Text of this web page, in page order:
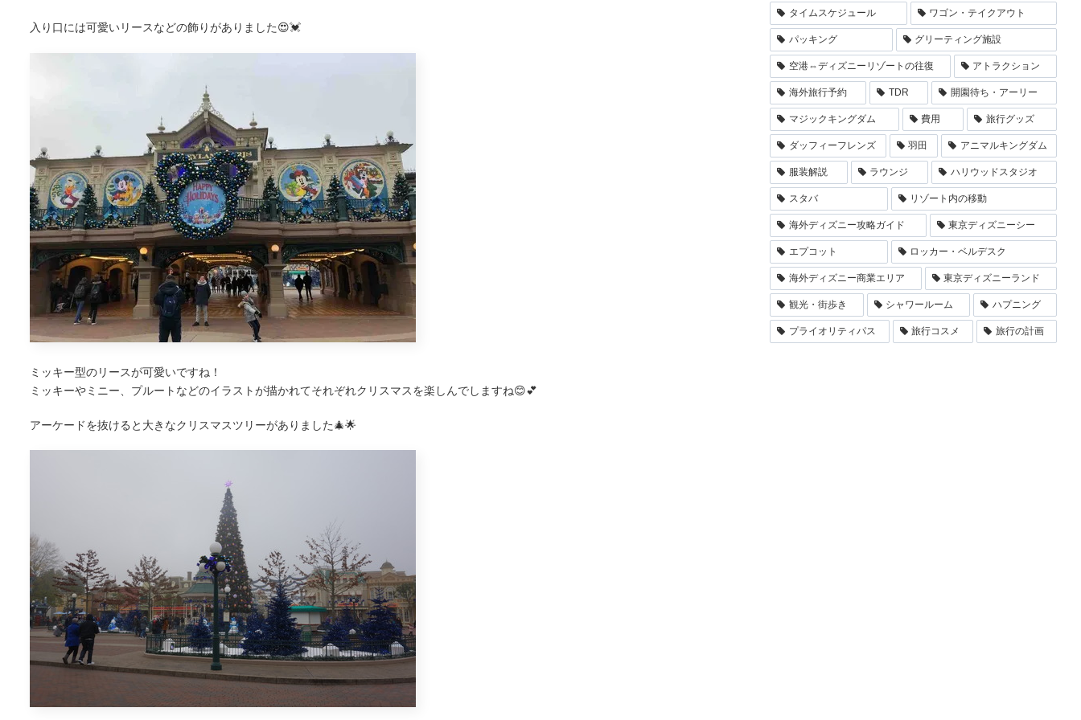
入り口には可愛いリースなどの飾りがありました😍💓
ミッキー型のリースが可愛いですね！
ミッキーやミニー、プルートなどのイラストが描かれてそれぞれクリスマスを楽しんでしますね😊💕
アーケードを抜けると大きなクリスマスツリーがありました🎄🌟
タイムスケジュール ワゴン・テイクアウト
パッキング グリーティング施設
空港⇔ディズニーリゾートの往復 アトラクション
海外旅行予約 TDR 開園待ち・アーリー
マジックキングダム 費用 旅行グッズ
ダッフィーフレンズ 羽田 アニマルキングダム
服装解説 ラウンジ ハリウッドスタジオ
スタバ リゾート内の移動
海外ディズニー攻略ガイド 東京ディズニーシー
エプコット ロッカー・ベルデスク
海外ディズニー商業エリア 東京ディズニーランド
観光・街歩き シャワールーム ハプニング
プライオリティパス 旅行コスメ 旅行の計画